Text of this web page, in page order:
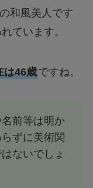
和風美人です
ています。
は46歳ですね。
前等は明か
ずに美術関
ないでしょ